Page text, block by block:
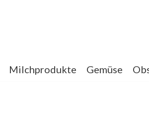
Milchprodukte Gemüse